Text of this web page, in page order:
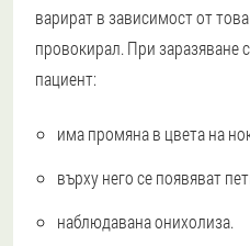
варират в зависимост от
провокирал. При заразяване
пациент:
има промяна в цвета на
върху него се появяват
наблюдавана онихолиза.